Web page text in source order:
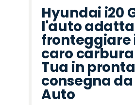
Hyundai i20
l'auto
fronteggiare
caro
Tua in pronta
consegna
Auto